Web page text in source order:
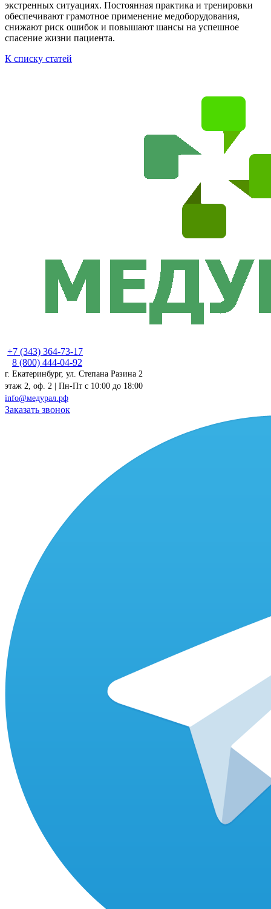
экстренных ситуациях. Постоянная практика и тренировки
обеспечивают грамотное применение медоборудования,
снижают риск ошибок и повышают шансы на успешное
спасение жизни пациента.
К списку статей
+7 (343) 364-73-17
8 (800) 444-04-92
г. Екатеринбург, ул. Степана Разина 2
этаж 2, оф. 2 | Пн-Пт c 10:00 до 18:00
info@медурал.рф
Заказать звонок